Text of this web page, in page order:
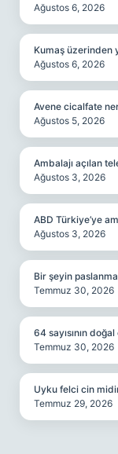
Ağustos 6, 2026
Kumaş üzerinden
Ağustos 6, 2026
Avene cicalfate
Ağustos 5, 2026
Ambalajı açılan
Ağustos 3, 2026
ABD Türkiye’ye
Ağustos 3, 2026
Bir şeyin
Temmuz 30, 2026
64 sayısının
Temmuz 30, 2026
Uyku felci cin
Temmuz 29, 2026